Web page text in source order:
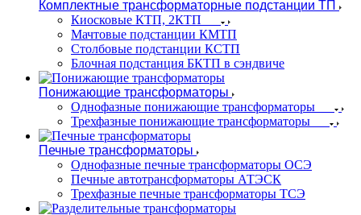
Комплектные трансформаторные подстанции ТП
Киосковые КТП, 2КТП
Мачтовые подстанции КМТП
Столбовые подстанции КСТП
Блочная подстанция БКТП в сэндвиче
Понижающие трансформаторы
Однофазные понижающие трансформаторы
Трехфазные понижающие трансформаторы
Печные трансформаторы
Однофазные печные трансформаторы ОСЭ
Печные автотрансформаторы АТЭСК
Трехфазные печные трансформаторы ТСЭ